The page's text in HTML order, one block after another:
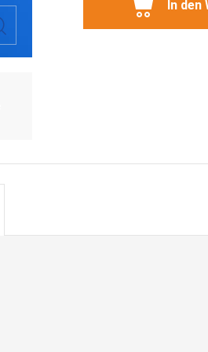
In den